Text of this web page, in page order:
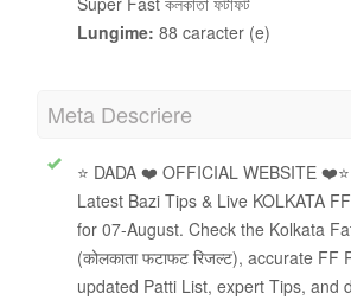
Lungime: 88 caracter (e)
Meta Descriere
⭐ DADA ❤️ OFFICIAL WEBSITE
Latest Bazi Tips & Live KOLKATA
for 07-August. Check the Kolkata
(कोलकाता फटाफट रिजल्ट), accurate FF
updated Patti List, expert Tips, and